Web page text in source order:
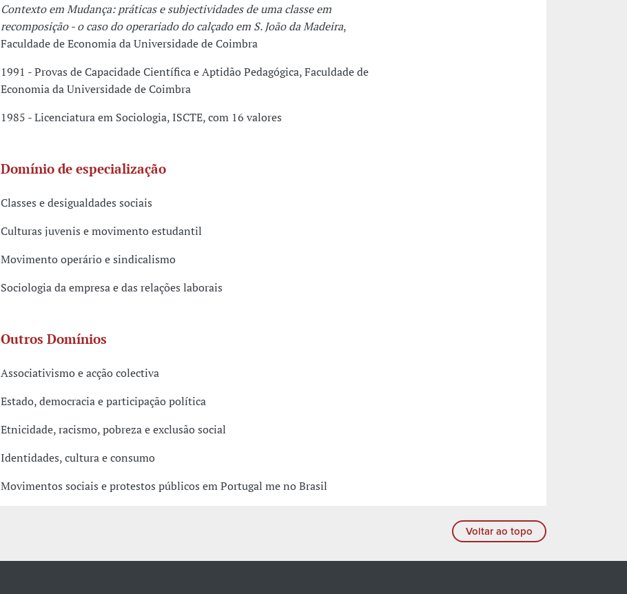
Contexto em Mudança: práticas e subjectividades de uma classe em
recomposição - o caso do operariado do calçado em S. João da Madeira,
Faculdade de Economia da Universidade de Coimbra
1991 - Provas de Capacidade Científica e Aptidão Pedagógica, Faculdade de
Economia da Universidade de Coimbra
1985 - Licenciatura em Sociologia, ISCTE, com 16 valores
Domínio de especialização
Classes e desigualdades sociais
Culturas juvenis e movimento estudantil
Movimento operário e sindicalismo
Sociologia da empresa e das relações laborais
Outros Domínios
Associativismo e acção colectiva
Estado, democracia e participação política
Etnicidade, racismo, pobreza e exclusão social
Identidades, cultura e consumo
Movimentos sociais e protestos públicos em Portugal me no Brasil
Voltar ao topo